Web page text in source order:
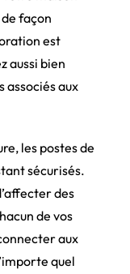
façon
est
aussi bien
associés aux
les postes de
sécurisés.
des
de vos
aux
quel